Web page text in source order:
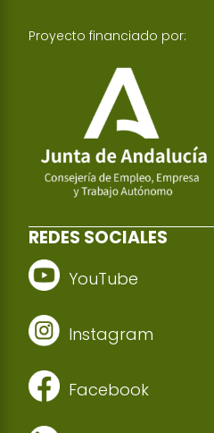
Proyecto financiado por:
REDES SOCIALES
YouTube
Instagram
Facebook